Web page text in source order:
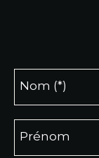
Nom (*)
Prénom